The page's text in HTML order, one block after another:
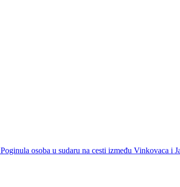
Poginula osoba u sudaru na cesti između Vinkovaca i